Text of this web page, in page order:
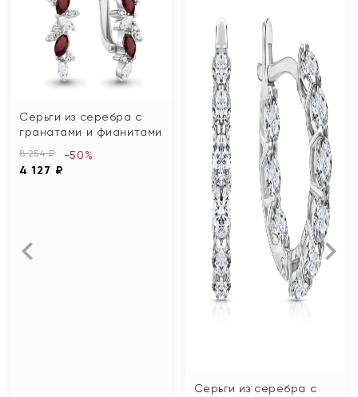
Серьги из серебра с
гранатами и фианитами
8 254 ₽
4 127 ₽
-50%
Серьги из серебра с